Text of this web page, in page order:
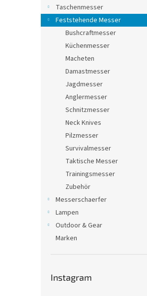
l
Taschenmesser
Feststehende Messer
Bushcraftmesser
Küchenmesser
Macheten
Damastmesser
Jagdmesser
Anglermesser
Schnitzmesser
Neck Knives
Pilzmesser
Survivalmesser
Taktische Messer
Trainingsmesser
Zubehör
Messerschaerfer
Lampen
Outdoor & Gear
Marken
Instagram